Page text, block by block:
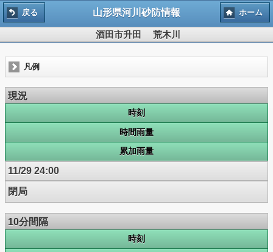
戻る 山形県河川砂防情報 ホーム
酒田市升田 荒木川
凡例
現況
時刻
時間雨量
累加雨量
11/29 24:00
閉局
10分間隔
時刻